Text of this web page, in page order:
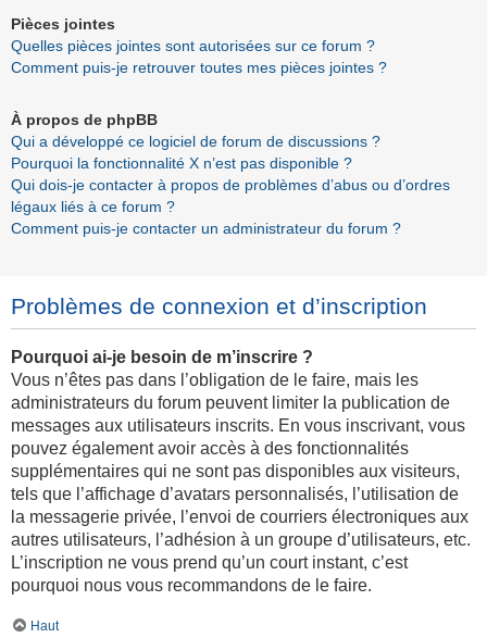
Pièces jointes
Quelles pièces jointes sont autorisées sur ce forum ?
Comment puis-je retrouver toutes mes pièces jointes ?
À propos de phpBB
Qui a développé ce logiciel de forum de discussions ?
Pourquoi la fonctionnalité X n’est pas disponible ?
Qui dois-je contacter à propos de problèmes d’abus ou d’ordres
légaux liés à ce forum ?
Comment puis-je contacter un administrateur du forum ?
Problèmes de connexion et d’inscription
Pourquoi ai-je besoin de m’inscrire ?
Vous n’êtes pas dans l’obligation de le faire, mais les
administrateurs du forum peuvent limiter la publication de
messages aux utilisateurs inscrits. En vous inscrivant, vous
pouvez également avoir accès à des fonctionnalités
supplémentaires qui ne sont pas disponibles aux visiteurs,
tels que l’affichage d’avatars personnalisés, l’utilisation de
la messagerie privée, l’envoi de courriers électroniques aux
autres utilisateurs, l’adhésion à un groupe d’utilisateurs, etc.
L’inscription ne vous prend qu’un court instant, c’est
pourquoi nous vous recommandons de le faire.
Haut